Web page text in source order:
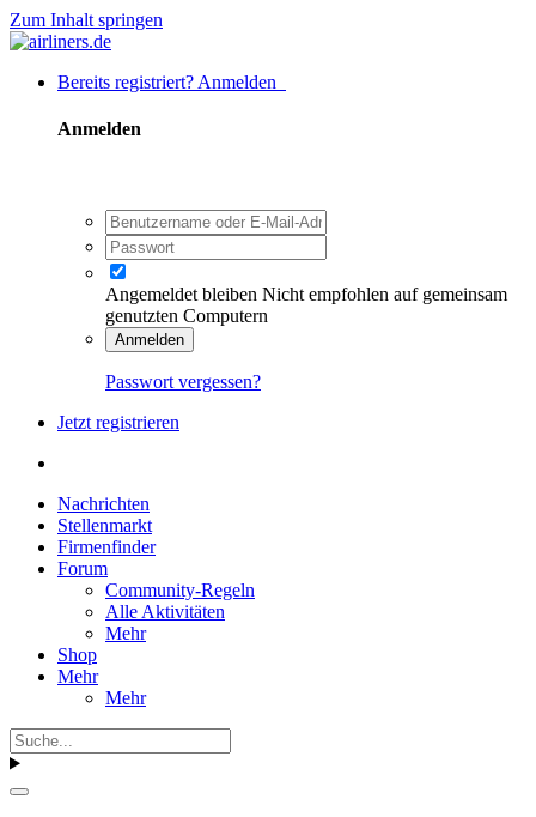
Zum Inhalt springen
Bereits registriert? Anmelden
Anmelden
Angemeldet bleiben Nicht empfohlen auf gemeinsam
genutzten Computern
Anmelden
Passwort vergessen?
Jetzt registrieren
Nachrichten
Stellenmarkt
Firmenfinder
Forum
Community-Regeln
Alle Aktivitäten
Mehr
Shop
Mehr
Mehr